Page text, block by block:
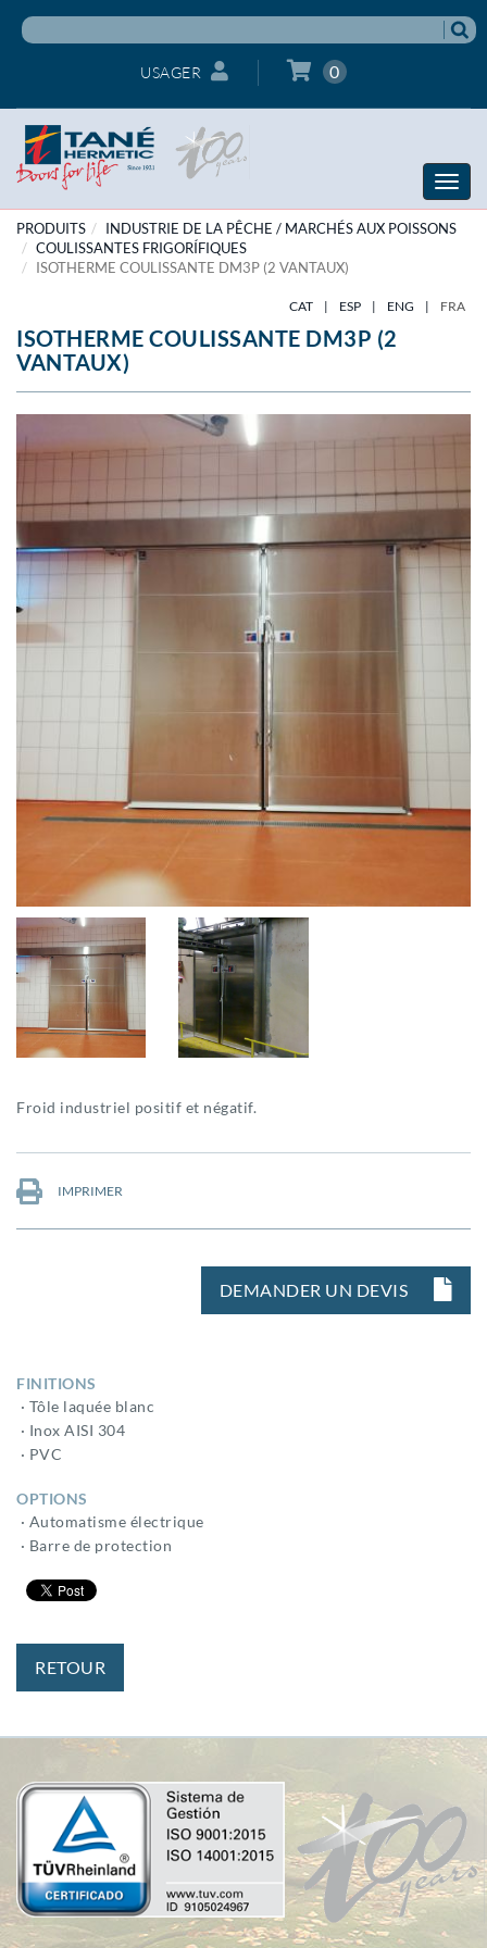
USAGER 0
Toggle
PRODUITS
INDUSTRIE DE LA PÊCHE / MARCHÉS AUX POISSONS
COULISSANTES FRIGORÍFIQUES
ISOTHERME COULISSANTE DM3P (2 VANTAUX)
CAT | ESP | ENG | FRA
ISOTHERME COULISSANTE DM3P (2
VANTAUX)
Froid industriel positif et négatif.
IMPRIMER
DEMANDER UN DEVIS
FINITIONS
· Tôle laquée blanc
· Inox AISI 304
· PVC
OPTIONS
· Automatisme électrique
· Barre de protection
RETOUR